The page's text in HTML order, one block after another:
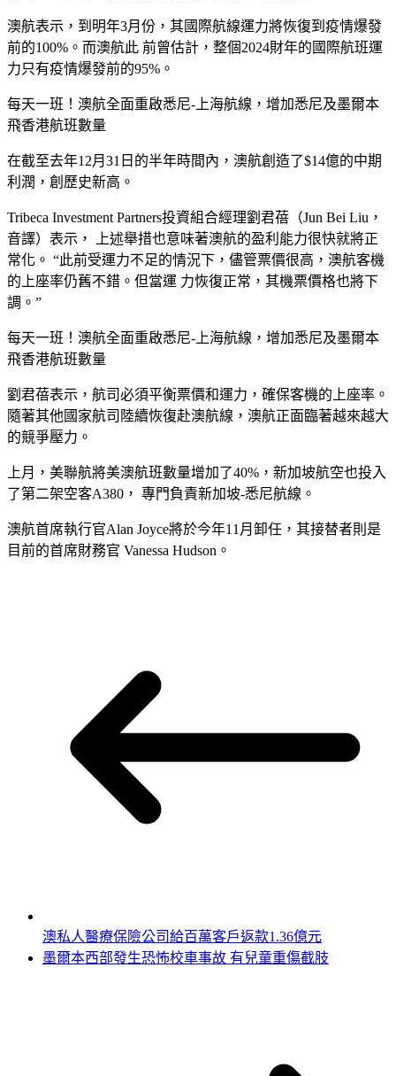
澳航表示，到明年3月份，其國際航線運力將恢復到疫情爆發
前的100%。而澳航此 前曾估計，整個2024財年的國際航班運
力只有疫情爆發前的95%。
每天一班！澳航全面重啟悉尼-上海航線，增加悉尼及墨爾本
飛香港航班數量
在截至去年12月31日的半年時間內，澳航創造了$14億的中期
利潤，創歷史新高。
Tribeca Investment Partners投資組合經理劉君蓓（Jun Bei Liu，
音譯）表示， 上述舉措也意味著澳航的盈利能力很快就將正
常化。 “此前受運力不足的情況下，儘管票價很高，澳航客機
的上座率仍舊不錯。但當運 力恢復正常，其機票價格也將下
調。”
每天一班！澳航全面重啟悉尼-上海航線，增加悉尼及墨爾本
飛香港航班數量
劉君蓓表示，航司必須平衡票價和運力，確保客機的上座率。
隨著其他國家航司陸續恢復赴澳航線，澳航正面臨著越來越大
的競爭壓力。
上月，美聯航將美澳航班數量增加了40%，新加坡航空也投入
了第二架空客A380， 專門負責新加坡-悉尼航線。
澳航首席執行官Alan Joyce將於今年11月卸任，其接替者則是
目前的首席財務官 Vanessa Hudson。
澳私人醫療保險公司給百萬客戶返款1.36億元
墨爾本西部發生恐怖校車事故 有兒童重傷截肢